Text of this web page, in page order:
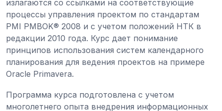
излагаются со ссылками на соответствующие
процессы управления проектом по стандартам
PMI PMBOK® 2008 и с учетом положений НТК в
редакции 2010 года. Курс дает понимание
принципов использования систем календарного
планирования для ведения проектов на примере
Oracle Primavera.
Программа курса подготовлена с учетом
многолетнего опыта внедрения информационных